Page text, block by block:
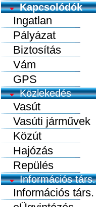
Kapcsolódók
Ingatlan
Pályázat
Biztosítás
Vám
GPS
Közlekedés
Vasút
Vasúti járművek
Közút
Hajózás
Repülés
Információs társ.
Információs társ.